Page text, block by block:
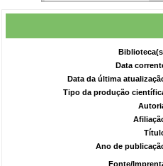
Data
Data da última
Tipo da produção
Ano de
Fonte/